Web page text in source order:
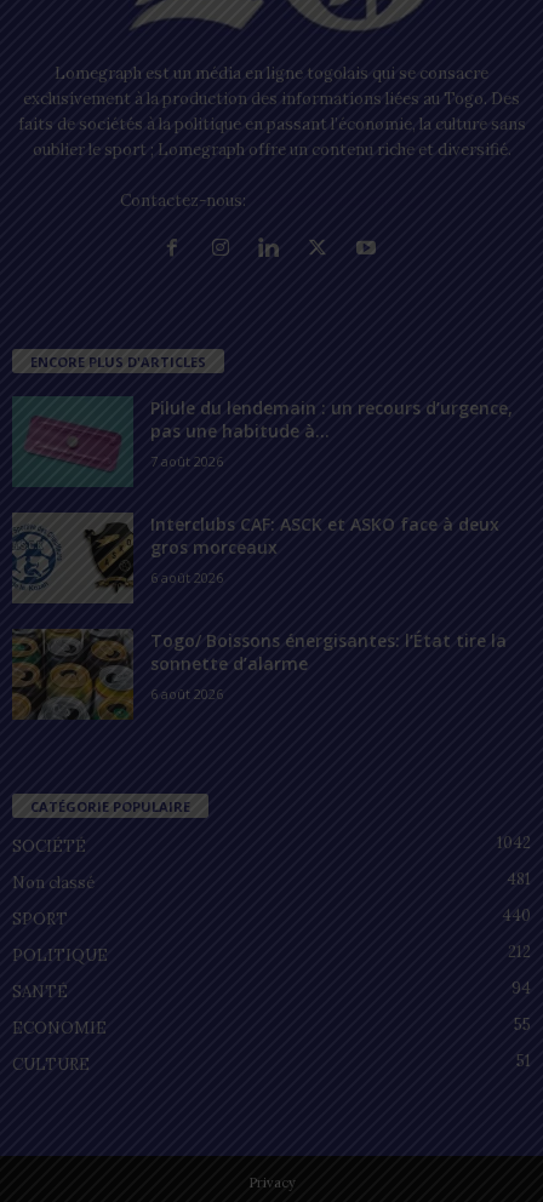
Lomegraph est un média en ligne togolais qui se consacre
exclusivement à la production des informations liées au Togo. Des
faits de sociétés à la politique en passant l’économie, la culture sans
oublier le sport ; Lomegraph offre un contenu riche et diversifié.
Contactez-nous:
ENCORE PLUS D'ARTICLES
Pilule du lendemain : un recours d’urgence,
pas une habitude à...
7 août 2026
Interclubs CAF: ASCK et ASKO face à deux
gros morceaux
6 août 2026
Togo/ Boissons énergisantes: l’État tire la
sonnette d’alarme
6 août 2026
CATÉGORIE POPULAIRE
SOCIÉTÉ
1042
Non classé
481
SPORT
440
POLITIQUE
212
SANTÉ
94
ECONOMIE
55
CULTURE
51
Privacy